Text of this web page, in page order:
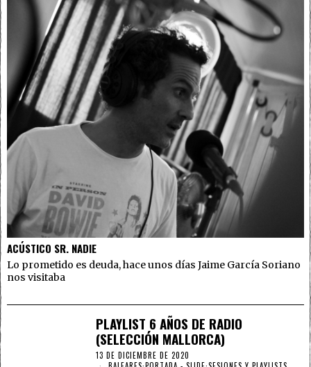
ACÚSTICO SR. NADIE
Lo prometido es deuda, hace unos días Jaime García Soriano
nos visitaba
PLAYLIST 6 AÑOS DE RADIO
(SELECCIÓN MALLORCA)
13 DE DICIEMBRE DE 2020